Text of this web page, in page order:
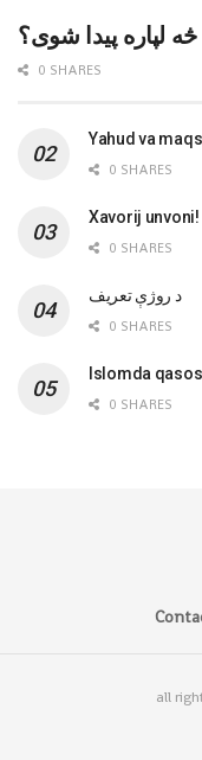
لپاره پیدا شوی؟
0 SHARES
Yahud va
0 SHARES
Xavorij unvoni!
0 SHARES
‌د روژې تعریف
0 SHARES
Islomda
0 SHARES
all